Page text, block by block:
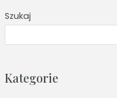
Szukaj
Kategorie